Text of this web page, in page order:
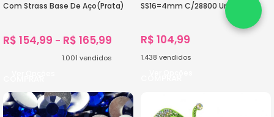
Com Strass Base De Aço(Prata)
R$ 154,99 – R$ 165,99
1.001 vendidos
SS16=4mm C/28800 Unidades
R$ 104,99
1.438 vendidos